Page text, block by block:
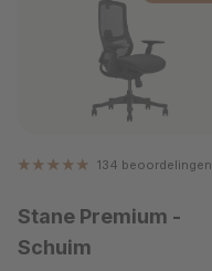
134 beoordelingen
Stane Premium -
Schuim